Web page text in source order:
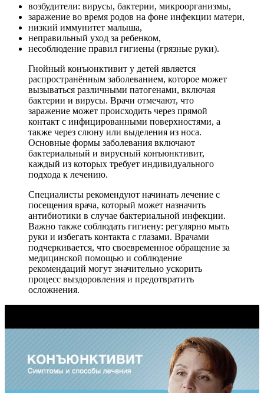
возбудители: вирусы, бактерии, микроорганизмы,
заражение во время родов на фоне инфекции матери,
низкий иммунитет малыша,
неправильный уход за ребенком,
несоблюдение правил гигиены (грязные руки).
Гнойный конъюнктивит у детей является
распространённым заболеванием, которое может
вызываться различными патогенами, включая
бактерии и вирусы. Врачи отмечают, что
заражение может происходить через прямой
контакт с инфицированными поверхностями, а
также через слюну или выделения из носа.
Основные формы заболевания включают
бактериальный и вирусный конъюнктивит,
каждый из которых требует индивидуального
подхода к лечению.
Специалисты рекомендуют начинать лечение с
посещения врача, который может назначить
антибиотики в случае бактериальной инфекции.
Важно также соблюдать гигиену: регулярно мыть
руки и избегать контакта с глазами. Врачами
подчеркивается, что своевременное обращение за
медицинской помощью и соблюдение
рекомендаций могут значительно ускорить
процесс выздоровления и предотвратить
осложнения.